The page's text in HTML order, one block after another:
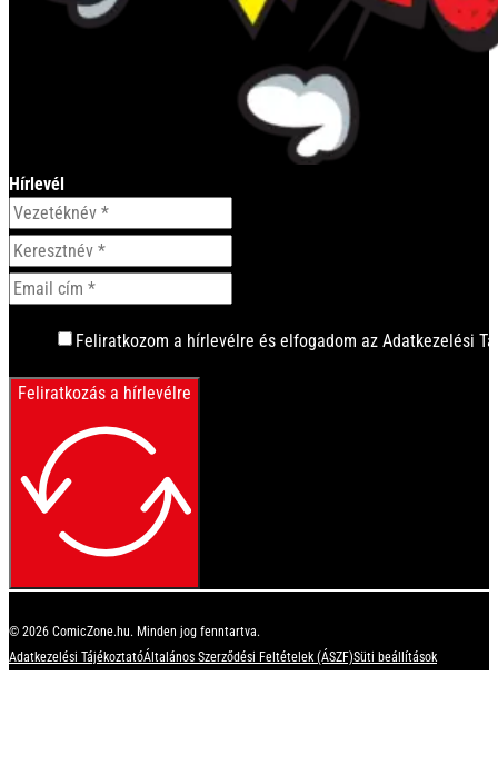
Hírlevél
Feliratkozom a hírlevélre és elfogadom az Adatkezelési
Feliratkozás a hírlevélre
© 2026 ComicZone.hu. Minden jog fenntartva.
Adatkezelési TájékoztatóÁltalános Szerződési Feltételek (ÁSZF)Süti beállítások